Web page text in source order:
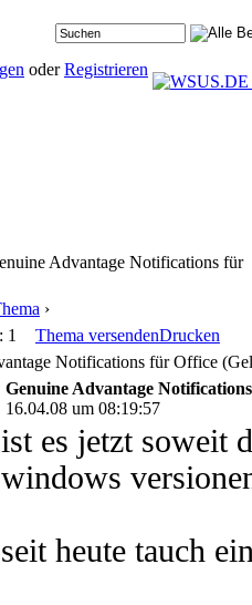
oderRegistrieren
Advantage Notifications für
›
1
Thema versendenDrucken
Notifications für Office
Genuine Advantage
16.04.08 um 08:19:57
ist es jetzt soweit
windows
seit heute tauch